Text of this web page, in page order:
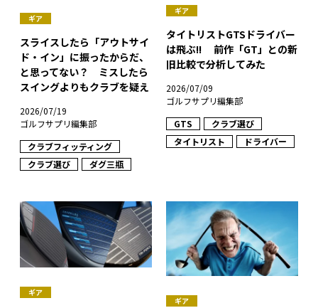
ギア
スライスしたら「アウトサイ
ド・イン」に振ったからだ、
と思ってない？ ミスしたら
スイングよりもクラブを疑え
2026/07/19
ゴルフサプリ編集部
クラブフィッティング
クラブ選び
ダグ三瓶
ギア
タイトリストGTSドライバー
は飛ぶ!! 前作「GT」との新
旧比較で分析してみた
2026/07/09
ゴルフサプリ編集部
GTS
クラブ選び
タイトリスト
ドライバー
ギア
ギア